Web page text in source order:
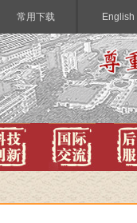
常用下载 English